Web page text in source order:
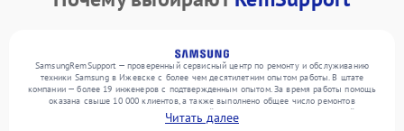
SamsungRemSupport — проверенный сервисный центр по ремонту и обслуживанию
техники Samsung в Ижевске с более чем десятилетним опытом работы. В штате
компании — более 19 инженеров с подтвержденным опытом. За время работы помощь
оказана свыше 10 000 клиентов, а также выполнено общее число ремонтов
превысило 12 000. Ежемесячно в сервисный центр поступает более 300 устройств,
включая , , . Мы работаем с широким спектром неисправностей и обеспечиваем
Читать далее